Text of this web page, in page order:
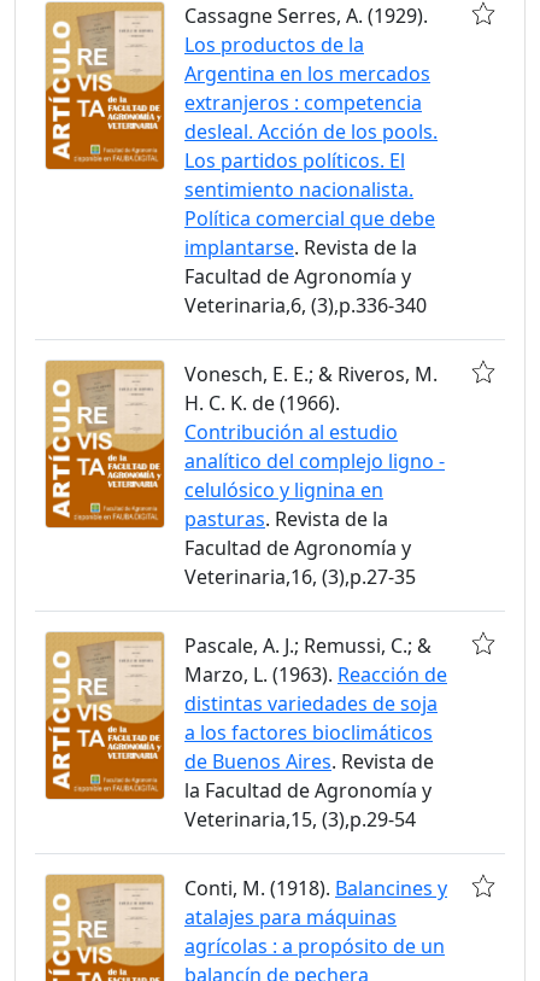
Cassagne Serres, A. (1929).
Los productos de la
Argentina en los mercados
extranjeros : competencia
desleal. Acción de los pools.
Los partidos políticos. El
sentimiento nacionalista.
Política comercial que debe
implantarse. Revista de la
Facultad de Agronomía y
Veterinaria,6, (3),p.336-340
Vonesch, E. E.; & Riveros, M.
H. C. K. de (1966).
Contribución al estudio
analítico del complejo ligno -
celulósico y lignina en
pasturas. Revista de la
Facultad de Agronomía y
Veterinaria,16, (3),p.27-35
Pascale, A. J.; Remussi, C.; &
Marzo, L. (1963). Reacción de
distintas variedades de soja
a los factores bioclimáticos
de Buenos Aires. Revista de
la Facultad de Agronomía y
Veterinaria,15, (3),p.29-54
Conti, M. (1918). Balancines y
atalajes para máquinas
agrícolas : a propósito de un
balancín de pechera